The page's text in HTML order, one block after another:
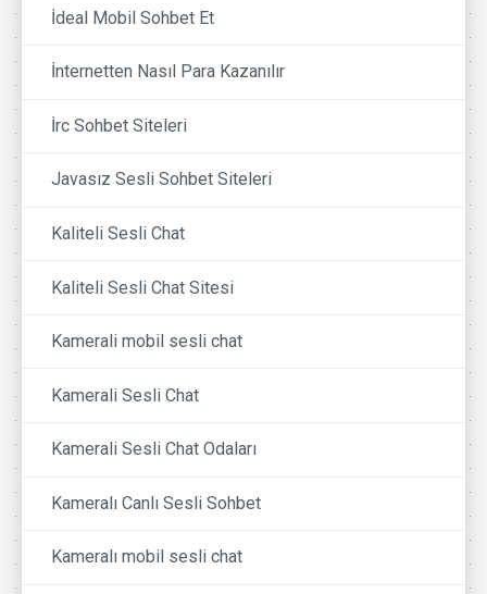
İdeal Mobil Sohbet Et
İnternetten Nasıl Para Kazanılır
İrc Sohbet Siteleri
Javasız Sesli Sohbet Siteleri
Kaliteli Sesli Chat
Kaliteli Sesli Chat Sitesi
Kamerali mobil sesli chat
Kamerali Sesli Chat
Kamerali Sesli Chat Odaları
Kameralı Canlı Sesli Sohbet
Kameralı mobil sesli chat